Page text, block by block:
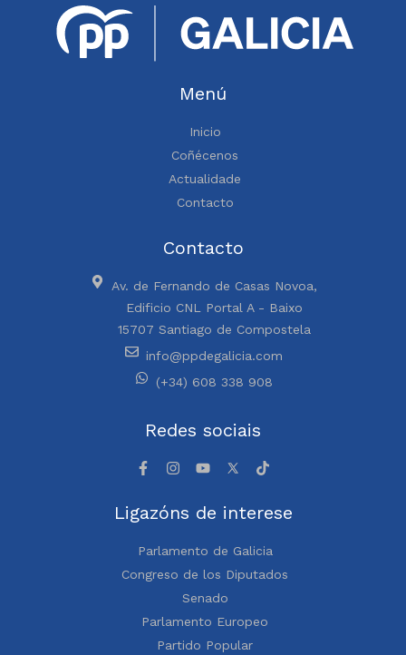
Menú
Inicio
Coñécenos
Actualidade
Contacto
Contacto
Av. de Fernando de Casas Novoa,
Edificio CNL Portal A - Baixo
15707 Santiago de Compostela
info@ppdegalicia.com
(+34) 608 338 908
Redes sociais
Ligazóns de interese
Parlamento de Galicia
Congreso de los Diputados
Senado
Parlamento Europeo
Partido Popular